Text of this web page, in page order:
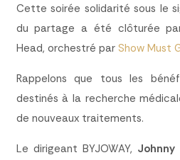
Cette soirée solidarité sous le
du partage a été clôturée
Head, orchestré par Show Must
Rappelons que tous les
destinés à la recherche
de nouveaux traitements.
Le dirigeant BYJOWAY, Johnny